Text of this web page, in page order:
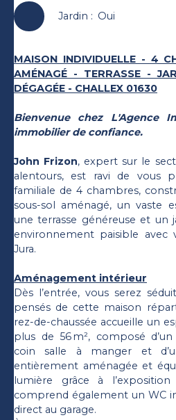
Jardin : Oui
MAISON INDIVIDUELLE - 4
AMÉNAGÉ - TERRASSE -
DÉGAGÉE - CHALLEX 01630
Bienvenue chez L'Agence
immobilier de confiance.
John Frizon, expert sur le
alentours, est ravi de vous
familiale de 4 chambres,
sous-sol aménagé, un vaste
une terrasse généreuse et un
environnement paisible
Jura.
Aménagement intérieur
Dès l’entrée, vous serez
pensés de cette maison
rez-de-chaussée accueille un
plus de 56 m², composé
coin salle à manger et
entièrement aménagée et
lumière grâce à
comprend également un WC
direct au garage.